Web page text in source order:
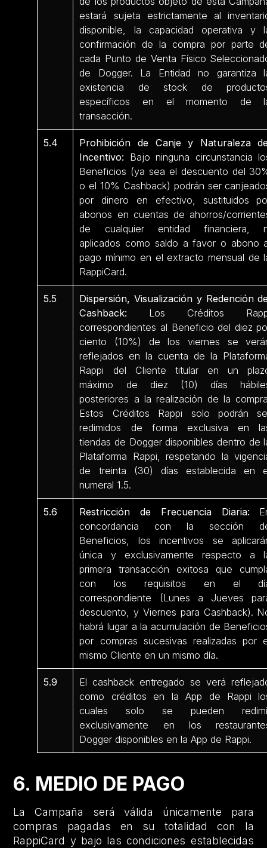
estará sujeta estrictamente al
disponible, la capacidad operativa y
confirmación de la compra por parte
cada Punto de Venta Físico
de Dogger. La Entidad no garantiza
existencia de stock de
específicos en el momento de
transacción.
5.4
Prohibición de Canje y Naturaleza
Incentivo: Bajo ninguna circunstancia
Beneficios (ya sea el descuento del
o el 10% Cashback) podrán ser
por dinero en efectivo, sustituidos
abonos en cuentas de ahorros/
de cualquier entidad financiera,
aplicados como saldo a favor o abono
pago mínimo en el extracto mensual de
RappiCard.
5.5
Dispersión, Visualización y Redención
Cashback: Los Créditos
correspondientes al Beneficio del diez
ciento (10%) de los viernes se
reflejados en la cuenta de la
Rappi del Cliente titular en un
máximo de diez (10) días
posteriores a la realización de la
Estos Créditos Rappi solo podrán
redimidos de forma exclusiva en
tiendas de Dogger disponibles dentro de
Plataforma Rappi, respetando la
de treinta (30) días establecida en
numeral 1.5.
5.6 Restricción de Frecuencia Diaria:
concordancia con la sección
Beneficios, los incentivos se
única y exclusivamente respecto a
primera transacción exitosa que
con los requisitos en el
correspondiente (Lunes a Jueves
descuento, y Viernes para Cashback).
habrá lugar a la acumulación de
por compras sucesivas realizadas por
mismo Cliente en un mismo día.
5.9
El cashback entregado se verá
como créditos en la App de Rappi
cuales solo se pueden
exclusivamente en los
Dogger disponibles en la App de Rappi.
6. MEDIO DE PAGO
La Campaña será válida únicamente para
compras pagadas en su totalidad con la
RappiCard y bajo las condiciones establecidas